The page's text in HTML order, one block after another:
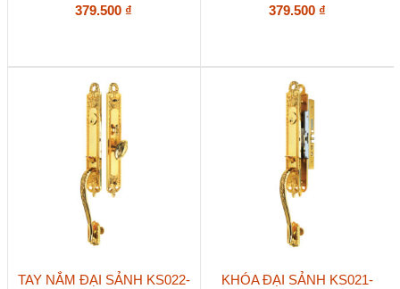
379.500 ₫ 379.500 ₫
TAY NẮM ĐẠI SẢNH KS022-
KHÓA ĐẠI SẢNH KS021-